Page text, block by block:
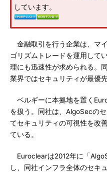
しています。
金融取引を行う企業は、マ
ゴリズムトレードを運用して
理にも迅速性が求められる。
業界ではセキュリティが最優
ベルギーに本拠地を置く
を扱う。同社は、AlgoSecの
てセキュリティの可視性を改
ている。
Euroclearは2012年に「
し、同社インフラ全体のセキ